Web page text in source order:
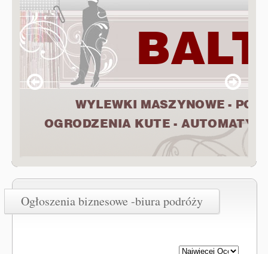
Ogłoszenia biznesowe -biura podróży